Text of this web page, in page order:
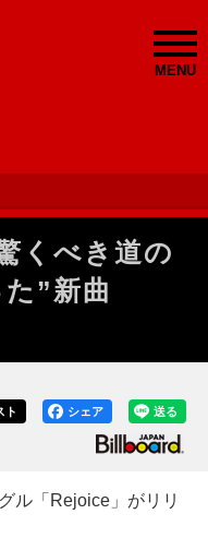
MENU
くべき道の
”新曲
送る
シェア
ト
ル「Rejoice」がリリ